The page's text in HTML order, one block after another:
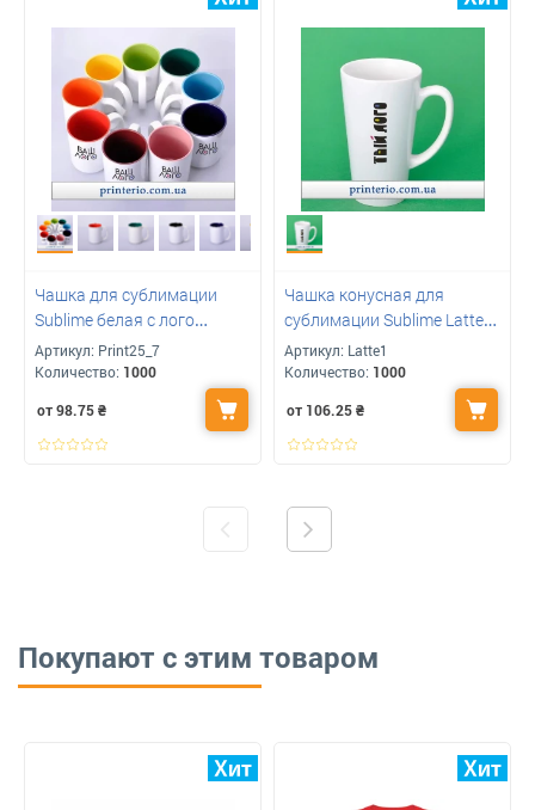
Чашка для сублимации
Sublime белая с лого
цветная внутри 425 мл
Артикул: Print25_7
Количество: 1000
от 98.75₴
Чашка конусная для
сублимации Sublime Latte
большая с лого белая 149
мм
Артикул: Latte1
Количество: 1000
от 106.25₴
Покупают с этим товаром